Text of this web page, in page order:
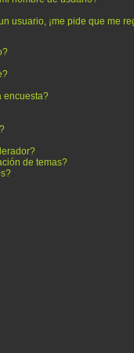
usuario, ¡me pide que me
encuesta?
de temas?